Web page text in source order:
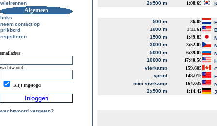
wielrennen
Algemeen
links
neem contact op
prikbord
registreren
emailadres:
wachtwoord:
Blijf ingelogd
wachtwoord vergeten?
2x500 m
1:08.69
500 m 36.09
1000 m
1:11.61
1500 m
1:49.83
3000 m
3:52.02
5000 m
6:39.02
10000 m
17:40.56
vierkamp
159.605
sprint
148.015
mini vierkamp
164.039
2x500 m
1:14.42